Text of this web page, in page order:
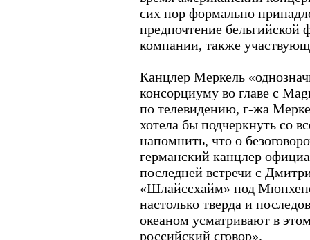
сих пор формально
предпочтение
компании, также
Канцлер Меркель
консорциуму во главе с
по телевидению, г-жа
хотела бы подчеркнуть со
напомнить, что о
германский канцлер
последней встречи с
«Шлайссхайм» под
настолько тверда и
океаном усматривают в
российский сговор».